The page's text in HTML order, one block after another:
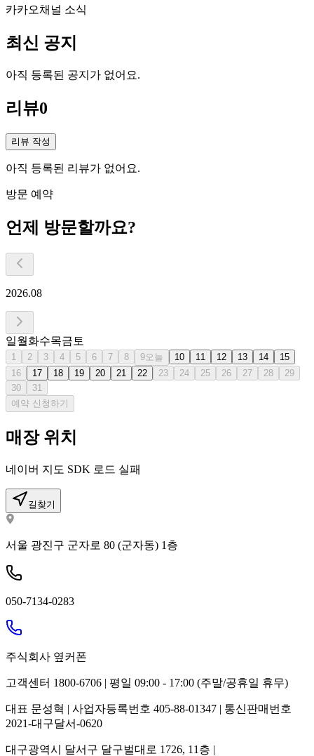
카카오채널 소식
최신 공지
아직 등록된 공지가 없어요.
리뷰0
리뷰 작성
아직 등록된 리뷰가 없어요.
방문 예약
언제 방문할까요?
2026.08
일월화수목금 토
1 2 3 4 5 6 7 8 9오늘 10 11 12 13 14
15
16
17 18 19 20 21 22 23 24 25 26 27 28
29
30
31
예약 신청하기
매장 위치
네이버 지도 SDK 로드 실패
길찾기
서울 광진구 군자로 80 (군자동) 1층
050-7134-0283
주식회사 옆커폰
고객센터 1800-6706 | 평일 09:00 - 17:00 (주말/공휴일 휴무)
대표 문성혁 | 사업자등록번호 405-88-01347 | 통신판매번호
2021-대구달서-0620
대구광역시 달서구 달구벌대로 1726, 11층 |